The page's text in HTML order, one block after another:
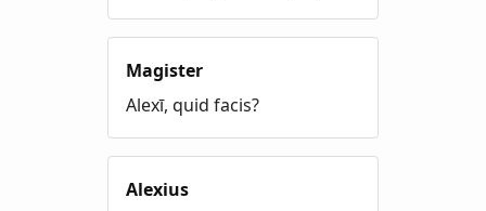
Magister
Alexī, quid facis?
Alexius